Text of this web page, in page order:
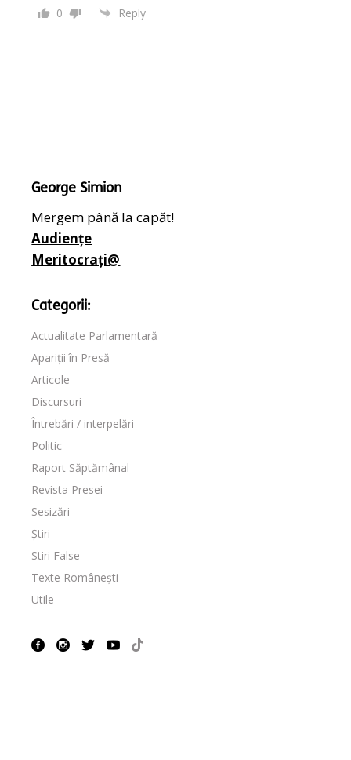
0 Reply
George Simion
Mergem până la capăt!
Audiențe
Meritocrați@
Categorii:
Actualitate Parlamentară
Apariții în Presă
Articole
Discursuri
Întrebări / interpelări
Politic
Raport Săptămânal
Revista Presei
Sesizări
Știri
Stiri False
Texte Românești
Utile